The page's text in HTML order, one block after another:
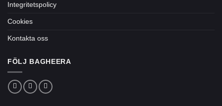
Integritetspolicy
Cookies
Kontakta oss
FÖLJ BAGHEERA